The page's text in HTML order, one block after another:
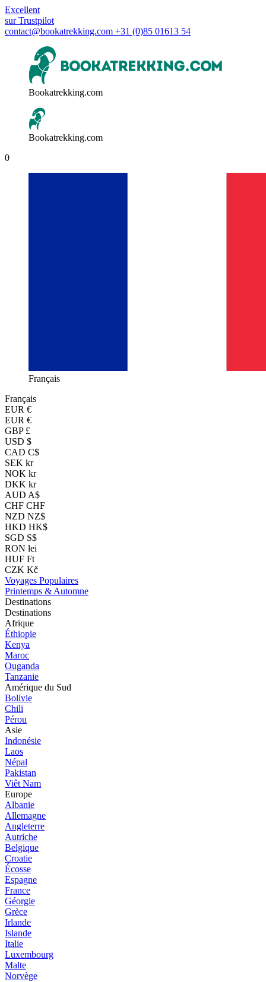
Excellent
sur Trustpilot
contact@bookatrekking.com +31 (0)85 01613 54
Bookatrekking.com
Bookatrekking.com
0
Français
Français
EUR €
EUR €
GBP £
USD $
CAD C$
SEK kr
NOK kr
DKK kr
AUD A$
CHF CHF
NZD NZ$
HKD HK$
SGD S$
RON lei
HUF Ft
CZK Kč
Voyages Populaires
Printemps & Automne
Destinations
Destinations
Afrique
Éthiopie
Kenya
Maroc
Ouganda
Tanzanie
Amérique du Sud
Bolivie
Chili
Pérou
Asie
Indonésie
Laos
Népal
Pakistan
Viêt Nam
Europe
Albanie
Allemagne
Angleterre
Autriche
Belgique
Croatie
Écosse
Espagne
France
Géorgie
Grèce
Irlande
Islande
Italie
Luxembourg
Malte
Norvège